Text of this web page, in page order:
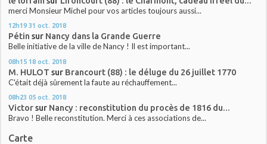
merci Monsieur Michel pour vos articles toujours aussi...
12h19 31 oct. 2018
Pétin sur Nancy dans la Grande Guerre
Belle initiative de la ville de Nancy ! Il est important...
08h15 18 oct. 2018
M. HULOT sur Brancourt (88) : le déluge du 26 juillet 1770
C'était déjà sûrement la faute au réchauffement...
08h23 05 oct. 2018
Victorsur Nancy : reconstitution du procès de 1816 du...
Bravo ! Belle reconstitution. Merci à ces associations de...
Carte